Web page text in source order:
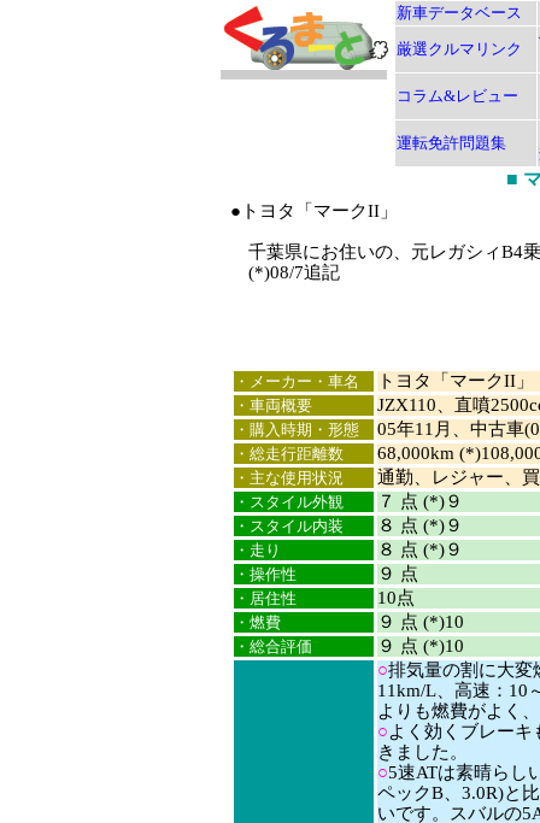
新車データベース
厳選クルマリンク
コラム&レビュー
運転免許問題集
■
●トヨタ「マークII」
千葉県にお住いの、元レガシィB4
(*)08/7追記
・メーカー・車名 トヨタ「マークII」
・車両概要 JZX110、直噴
・購入時期・形態 05年11月、中古車
・総走行距離数 68,000km
・主な使用状況 通勤、レジャー、
・スタイル外観 ７ 点 (*)９
・スタイル内装 ８ 点 (*)９
・走り ８ 点 (*)９
・操作性 ９ 点
・居住性 10点
・燃費 ９ 点 (*)10
・総合評価 ９ 点 (*)10
○排気量の割に大変
11km/L、高速：10
よりも燃費がよく
○よく効くブレー
きました。
○5速ATは素晴らし
ペックB、3.0R)と
いです。スバルの